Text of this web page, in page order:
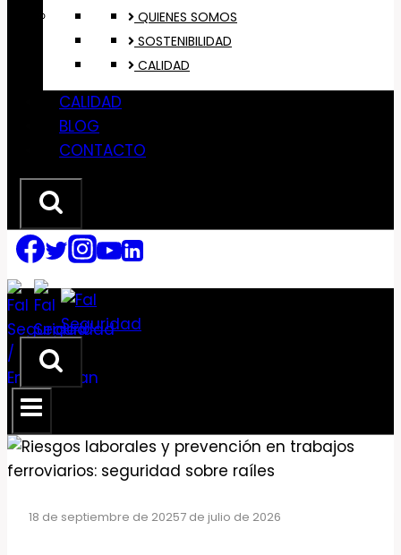
QUIENES SOMOS
SOSTENIBILIDAD
CALIDAD
CALIDAD
BLOG
CONTACTO
18 de septiembre de 20257 de julio de 2026